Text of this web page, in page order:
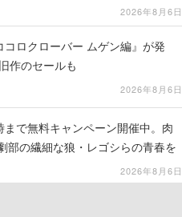
2026年8月6日
ロクローバー ムゲン編』が発
作のセールも
2026年8月6日
まで無料キャンペーン開催中。肉
部の繊細な狼・レゴシらの青春を
2026年8月6日